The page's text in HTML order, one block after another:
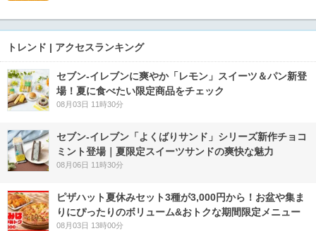
トレンド | アクセスランキング
セブン‐イレブンに爽やか「レモン」スイーツ＆パン新登
場！夏に食べたい限定商品をチェック
08月03日 11時30分
セブン‐イレブン「よくばりサンド」シリーズ新作チョコ
ミント登場｜夏限定スイーツサンドの爽快な魅力
08月06日 11時30分
ピザハット夏休みセット3種が3,000円から！お盆や集ま
りにぴったりのボリューム&おトクな期間限定メニュー
08月03日 13時00分